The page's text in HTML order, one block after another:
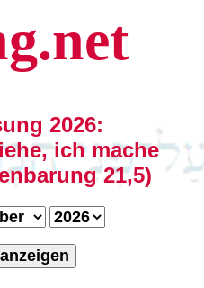
2026:
ich mache
21,5)